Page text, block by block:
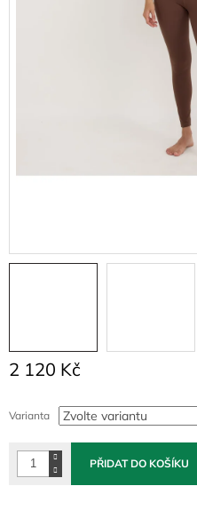
2 120 Kč
cena:
Varianta
PŘIDAT DO KOŠÍKU